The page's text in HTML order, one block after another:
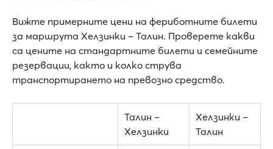
Вижте примерните цени на фериботните билети
за маршрута Хелзинки – Талин. Проверете какви
са цените на стандартните билети и семейните
резервации, както и колко струва
транспортирането на превозно средство.
Талин –
Хелзинки
Хелзинки –
Талин